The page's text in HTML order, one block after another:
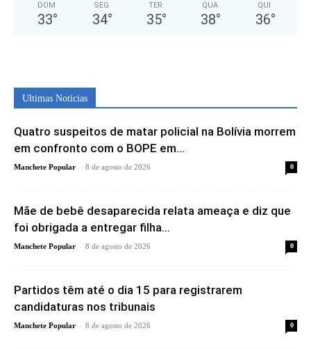
DOM
33°
SEG
34°
TER
35°
QUA
38°
QUI
36°
Ultimas Noticias
Quatro suspeitos de matar policial na Bolívia morrem
em confronto com o BOPE em...
Manchete Popular - 8 de agosto de 2026 0
Mãe de bebê desaparecida relata ameaça e diz que
foi obrigada a entregar filha...
Manchete Popular - 8 de agosto de 2026 0
Partidos têm até o dia 15 para registrarem
candidaturas nos tribunais
Manchete Popular - 8 de agosto de 2026 0